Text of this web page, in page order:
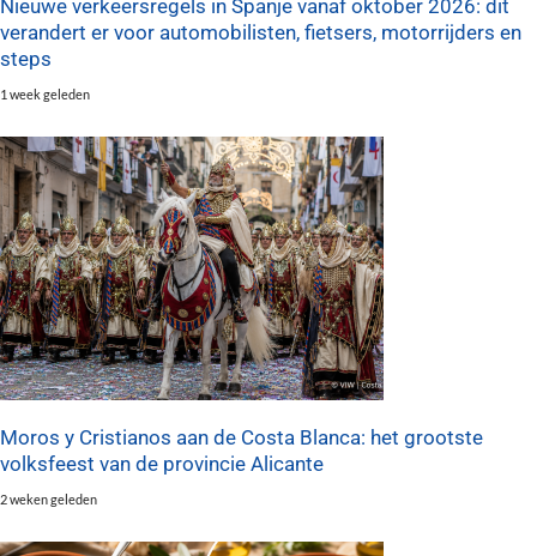
Nieuwe verkeersregels in Spanje vanaf oktober 2026: dit
verandert er voor automobilisten, fietsers, motorrijders en
steps
1 week geleden
Moros y Cristianos aan de Costa Blanca: het grootste
volksfeest van de provincie Alicante
2 weken geleden